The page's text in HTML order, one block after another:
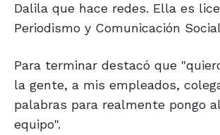
Dalila que hace redes. Ella es
Periodismo y Comunicación
Para terminar destacó que
la gente, a mis empleados,
palabras para realmente pongo
equipo".